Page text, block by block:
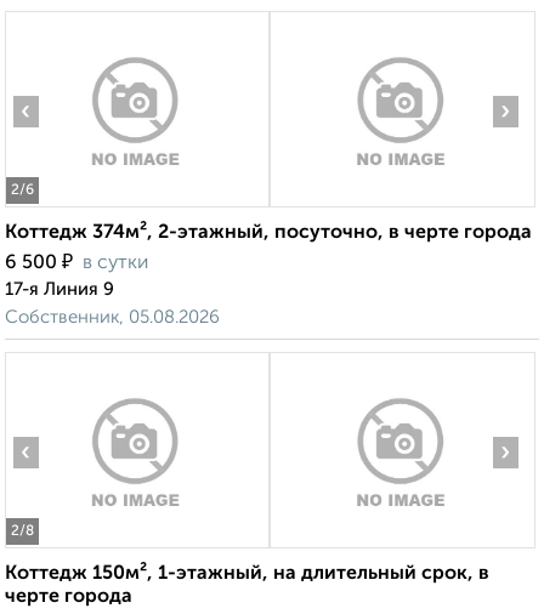
2/6
‹ ›
Коттедж 374м², 2-этажный, посуточно, в черте города
6 500 ₽ в сутки
17-я Линия 9
Собственник, 05.08.2026
2/8
‹ ›
Коттедж 150м², 1-этажный, на длительный срок, в
черте города